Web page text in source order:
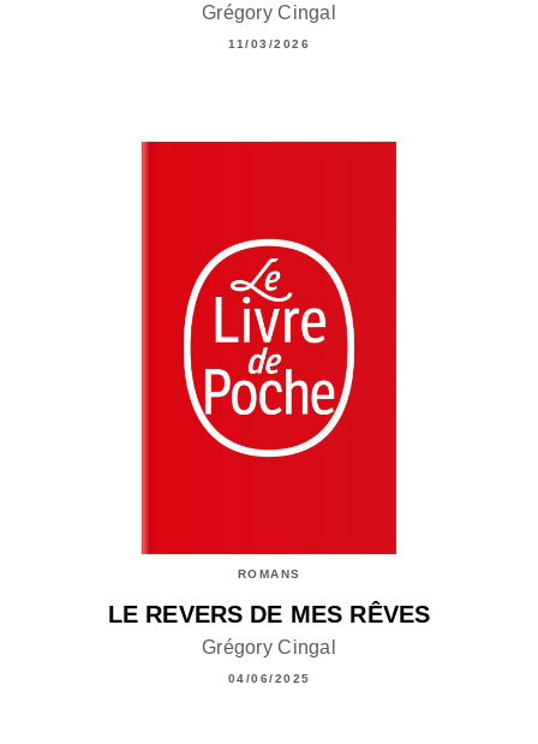
Grégory Cingal
11/03/2026
ROMANS
LE REVERS DE MES RÊVES
Grégory Cingal
04/06/2025